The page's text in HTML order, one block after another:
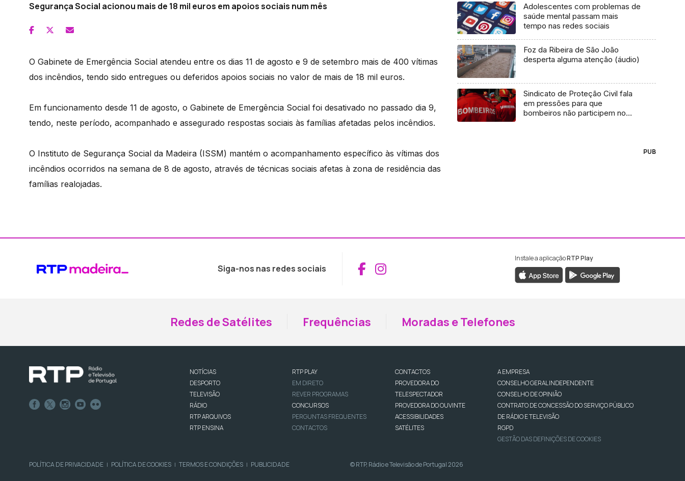
Segurança Social acionou mais de 18 mil euros em apoios sociais num mês
O Gabinete de Emergência Social atendeu entre os dias 11 de agosto e 9 de setembro mais de 400 vítimas
dos incêndios, tendo sido entregues ou deferidos apoios sociais no valor de mais de 18 mil euros.
Em funcionamento desde 11 de agosto, o Gabinete de Emergência Social foi desativado no passado dia 9,
tendo, neste período, acompanhado e assegurado respostas sociais às famílias afetadas pelos incêndios.
O Instituto de Segurança Social da Madeira (ISSM) mantém o acompanhamento específico às vítimas dos
incêndios ocorridos na semana de 8 de agosto, através de técnicas sociais afetas à zona de residência das
famílias realojadas.
Adolescentes com problemas de
saúde mental passam mais
tempo nas redes sociais
Foz da Ribeira de São João
desperta alguma atenção (áudio)
Sindicato de Proteção Civil fala
em pressões para que
bombeiros não participem no
PUB
Siga-nos nas redes sociais Aceder ao Facebook da RTP Madeira
Aceder ao Instagram da RTP Madeira
Instale a aplicaçãoRTP Play
Redes de Satélites Frequências Moradas e Telefones
NOTÍCIAS
DESPORTO
TELEVISÃO
RÁDIO
RTP ARQUIVOS
RTP ENSINA
RTP PLAY
EM DIRETO
REVER PROGRAMAS
CONCURSOS
PERGUNTAS FREQUENTES
CONTACTOS
CONTACTOS
PROVEDORA DO
TELESPECTADOR
PROVEDORA DO OUVINTE
ACESSIBILIDADES
SATÉLITES
A EMPRESA
CONSELHO GERAL INDEPENDENTE
CONSELHO DE OPINIÃO
CONTRATO DE CONCESSÃO DO SERVIÇO PÚBLICO
DE RÁDIO E TELEVISÃO
RGPD
GESTÃO DAS DEFINIÇÕES DE COOKIES
POLÍTICA DE PRIVACIDADE | POLÍTICA DE COOKIES | TERMOS E CONDIÇÕES | PUBLICIDADE © RTP, Rádio e Televisão de Portugal 2026